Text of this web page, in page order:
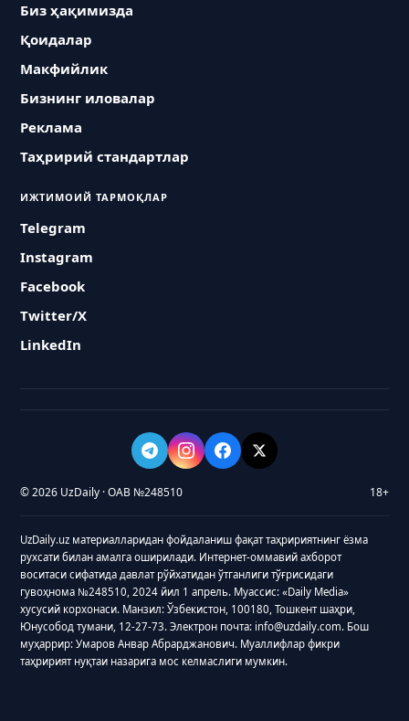
Биз ҳақимизда
Қоидалар
Макфийлик
Бизнинг иловалар
Реклама
Таҳририй стандартлар
ИЖТИМОИЙ ТАРМОҚЛАР
Telegram
Instagram
Facebook
Twitter/X
LinkedIn
© 2026 UzDaily · ОАВ №248510 18+
UzDaily.uz материалларидан фойдаланиш фақат таҳририятнинг ёзма
рухсати билан амалга оширилади. Интернет-оммавий ахборот
воситаси сифатида давлат рўйхатидан ўтганлиги тўғрисидаги
гувоҳнома №248510, 2024 йил 1 апрель. Муассис: «Daily Media»
хусусий корхонаси. Манзил: Ўзбекистон, 100180, Тошкент шаҳри,
Юнусобод тумани, 12-27-73. Электрон почта: info@uzdaily.com. Бош
муҳаррир: Умаров Анвар Абрарджанович. Муаллифлар фикри
таҳририят нуқтаи назарига мос келмаслиги мумкин.